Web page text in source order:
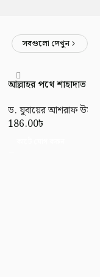
সবগুলো দেখুন
আল্লাহর পথে শাহাদাত
ড. যুবায়ের আশরাফ
186.00৳